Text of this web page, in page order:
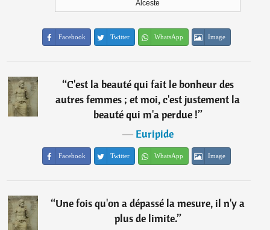
Alceste
Facebook Twitter WhatsApp Image
“C'est la beauté qui fait le bonheur des
autres femmes ; et moi, c'est justement la
beauté qui m'a perdue !”
―Euripide
Facebook Twitter WhatsApp Image
“Une fois qu'on a dépassé la mesure, il n'y a
plus de limite.”